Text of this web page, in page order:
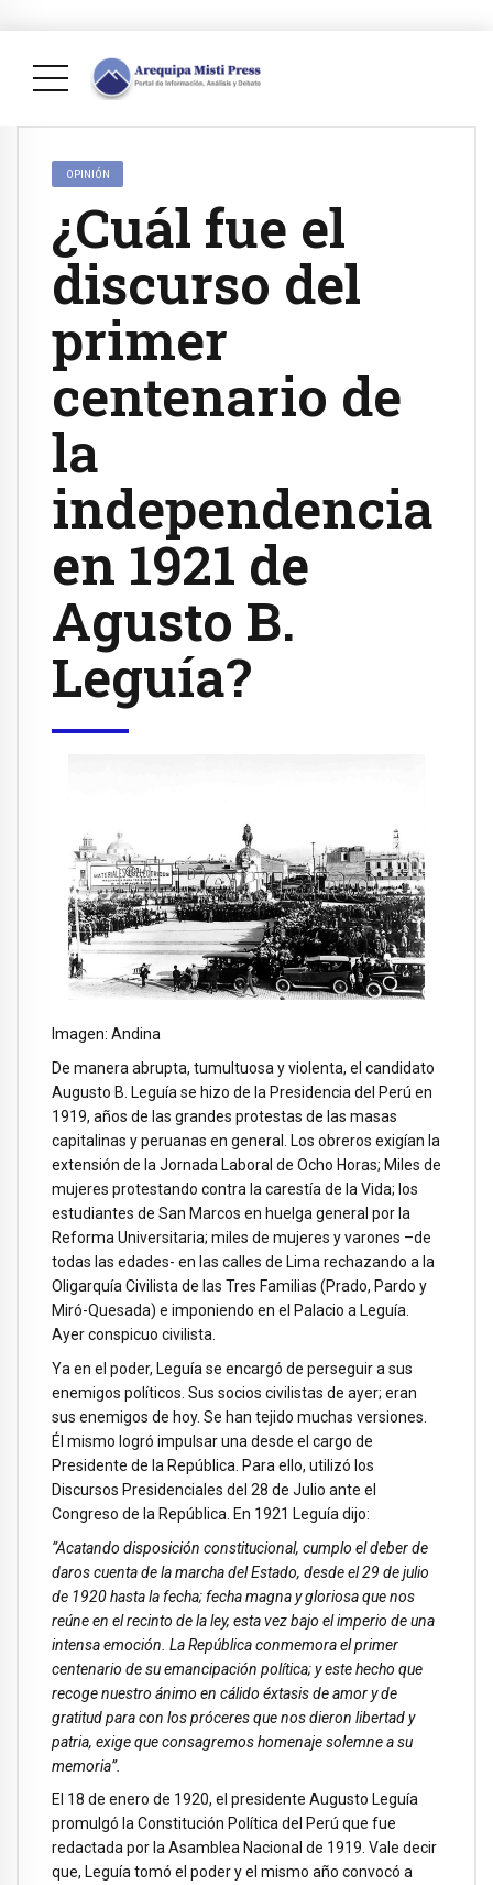
OPINIÓN
¿Cuál fue el
discurso del
primer
centenario de
la
independencia
en 1921 de
Agusto B.
Leguía?
Imagen: Andina
De manera abrupta, tumultuosa y violenta, el candidato
Augusto B. Leguía se hizo de la Presidencia del Perú en
1919, años de las grandes protestas de las masas
capitalinas y peruanas en general. Los obreros exigían la
extensión de la Jornada Laboral de Ocho Horas; Miles de
mujeres protestando contra la carestía de la Vida; los
estudiantes de San Marcos en huelga general por la
Reforma Universitaria; miles de mujeres y varones –de
todas las edades- en las calles de Lima rechazando a la
Oligarquía Civilista de las Tres Familias (Prado, Pardo y
Miró-Quesada) e imponiendo en el Palacio a Leguía.
Ayer conspicuo civilista.
Ya en el poder, Leguía se encargó de perseguir a sus
enemigos políticos. Sus socios civilistas de ayer; eran
sus enemigos de hoy. Se han tejido muchas versiones.
Él mismo logró impulsar una desde el cargo de
Presidente de la República. Para ello, utilizó los
Discursos Presidenciales del 28 de Julio ante el
Congreso de la República. En 1921 Leguía dijo:
“Acatando disposición constitucional, cumplo el deber de
daros cuenta de la marcha del Estado, desde el 29 de julio
de 1920 hasta la fecha; fecha magna y gloriosa que nos
reúne en el recinto de la ley, esta vez bajo el imperio de una
intensa emoción. La República conmemora el primer
centenario de su emancipación política; y este hecho que
recoge nuestro ánimo en cálido éxtasis de amor y de
gratitud para con los próceres que nos dieron libertad y
patria, exige que consagremos homenaje solemne a su
memoria”.
El 18 de enero de 1920, el presidente Augusto Leguía
promulgó la Constitución Política del Perú que fue
redactada por la Asamblea Nacional de 1919. Vale decir
que, Leguía tomó el poder y el mismo año convocó a